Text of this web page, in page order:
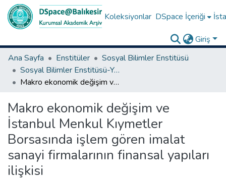
Koleksiyonlar DSpace İçeriği
Giriş
Ana Sayfa
Enstitüler
Sosyal Bilimler Enstitüsü
Sosyal Bilimler Enstitüsü-Yüksek Lisans Tezleri
Makro ekonomik değişim ve İstanbul Menkul Kıymetler Borsasında işlem gören imalat sanayi firmalarının finansal yapıları ilişkisi
Makro ekonomik değişim ve
İstanbul Menkul Kıymetler
Borsasında işlem gören imalat
sanayi firmalarının finansal yapıları
ilişkisi